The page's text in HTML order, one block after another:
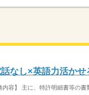
なし×英語力活か
内容】 主に、特許明細書等の